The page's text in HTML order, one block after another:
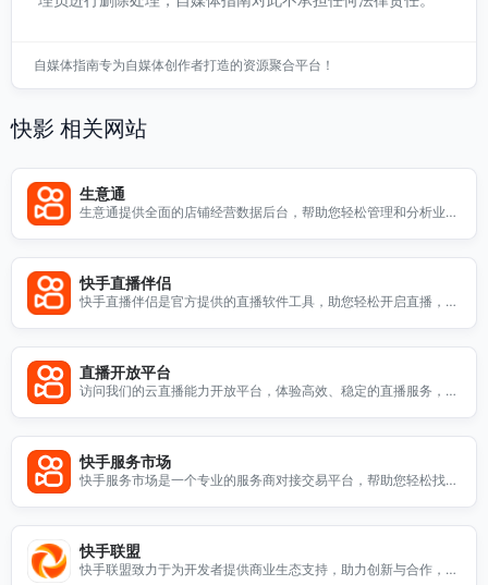
自媒体指南专为自媒体创作者打造的资源聚合平台！
快影 相关网站
生意通
生意通提供全面的店铺经营数据后台，帮助您轻松管理和分析业务
快手直播伴侣
快手直播伴侣是官方提供的直播软件工具，助您轻松开启直播，提
直播开放平台
访问我们的云直播能力开放平台，体验高效、稳定的直播服务，助
快手服务市场
快手服务市场是一个专业的服务商对接交易平台，帮助您轻松找到
快手联盟
快手联盟致力于为开发者提供商业生态支持，助力创新与合作，欢